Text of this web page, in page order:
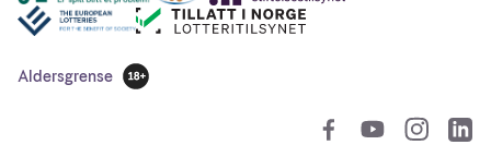
Aldersgrense
18 år